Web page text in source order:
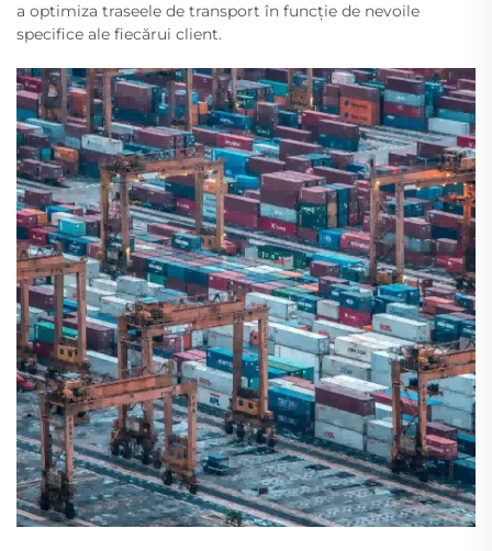
a optimiza traseele de transport în funcție de nevoile
specifice ale fiecărui client.